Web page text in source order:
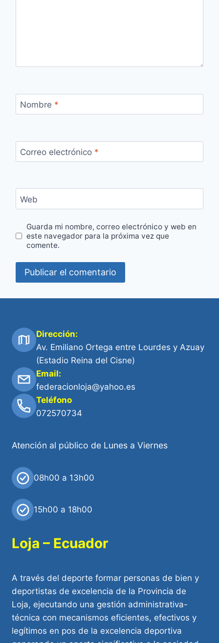
Nombre *
Correo electrónico *
Web
Guarda mi nombre, correo electrónico y web en
este navegador para la próxima vez que
comente.
Dirección:
Av. Emiliano Ortega entre Lourdes y Azuay
(Estadio Reina del Cisne)
Email:
federacionloja@yahoo.es
Teléfono
072570734
Atención al público de Lunes a Viernes
08h00 a 13h00
15h00 a 18h00
Loja – Ecuador
A través del deporte formar personas de bien y
deportistas de excelencia de la Provincia de
Loja, ejecutando una gestión administrativa-
técnica con mecanismos eficientes, efectivos y
legítimos en pos de la excelencia deportiva